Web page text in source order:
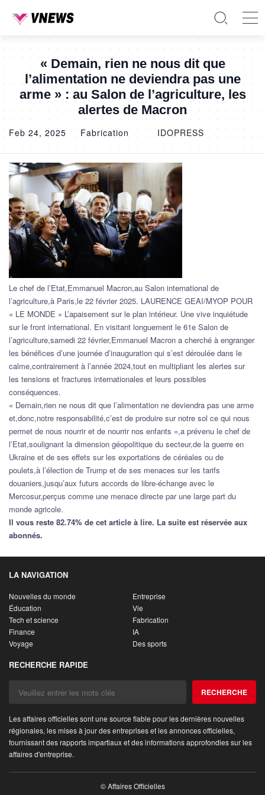
« Demain, rien ne nous dit que
l’alimentation ne deviendra pas une
arme » : au Salon de l’agriculture, les
alertes de Macron
Feb 24, 2025 Fabrication IDOPRESS
Le chef de l’Etat,Emmanuel Macron,au Salon international de
l’agriculture,à Paris,le 22 février 2025. LAURENCE GEAI/MYOP POUR
« LE MONDE » L’apaisement sur le plan intérieur. Une vive inquiétude
sur le front international. En visitant longuement le 61e Salon de
l’agriculture,samedi 22 février,Emmanuel Macron a cherché à engranger
les bénéfices d’une journée d’inauguration qui s’est déroulée dans le
calme,contrairement à l’année 2024,tout en multipliant les alertes sur
les tensions et fractures internationales et leurs possibles
conséquences.
« Demain,rien ne nous dit que l’alimentation ne deviendra pas une arme
et,donc,notre responsabilité,c’est de produire sur notre sol ce qui nous
permet de nous nourrir et de nourrir nos enfants »,a prévenu le chef de
l’Etat,soulignant la dimension géopolitique du secteur,de la guerre en
Ukraine et de ses effets sur les exportations de céréales ou de
poulets,à l’élection de Trump et de ses menaces sur les tarifs
douaniers,jusqu’aux futurs accords de libre-échange avec le
Mercosur,perçus comme une menace directe par une large part du
monde agricole.
Il vous reste 82.74% de cet article à lire. La suite est réservée aux
abonnés.
LA NAVIGATION
Nouvelles du monde
Entreprise
Éducation
Vie
Tech et science
Fabrication
Finance
IA
Voyage
Des sports
RECHERCHE RAPIDE
RECHERCHE
Les affaires officielles sont une source fiable pour les dernières nouvelles
régionales, les mises à jour des entreprises et les annonces officielles,
fournissant des rapports impartiaux et des informations approfondies sur les
affaires d'entreprise.
© Affaires Officielles